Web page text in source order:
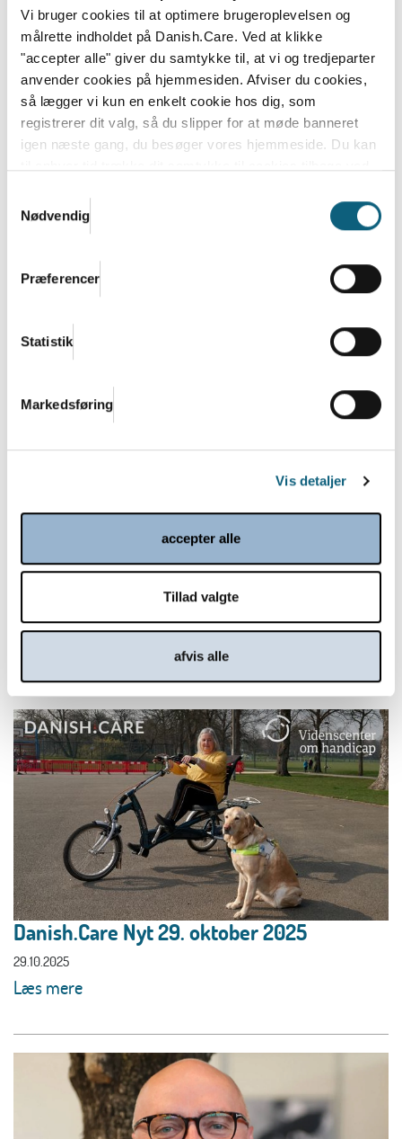
Vi bruger cookies til at optimere brugeroplevelsen og
målrette indholdet på Danish.Care. Ved at klikke
"accepter alle" giver du samtykke til, at vi og tredjeparter
anvender cookies på hjemmesiden. Afviser du cookies,
så lægger vi kun en enkelt cookie hos dig, som
registrerer dit valg, så du slipper for at møde banneret
igen næste gang, du besøger vores hjemmeside. Du kan
Danish.Cares privatlivs- og cookiepolitik
Nødvendig
Præferencer
Statistik
Markedsføring
Vis detaljer
accepter alle
Tillad valgte
afvis alle
18.12.2025
Danish.Care Nyt 10. december 2025
10.12.2025
Danish.Care Nyt 29. oktober 2025
29.10.2025
Læs mere